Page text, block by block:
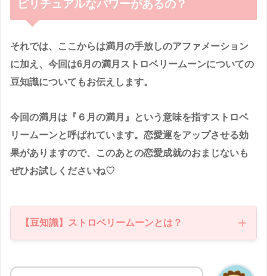
ピリチュアルなパワーがあるの？
それでは、ここからは満月の手放しのアファメーション
に加え、今回は6月の満月ストロベリームーンについての
豆知識についてもお伝えします。
今回の満月は『６月の満月』という意味を指すストロベ
リームーンと呼ばれています。恋愛運をアップさせる効
果がありますので、このあとの恋愛成就のおまじないも
ぜひお試しくださいね♡
【豆知識】ストロベリームーンとは？
ことに由来し、ストロベリーだからといって特に月がピ